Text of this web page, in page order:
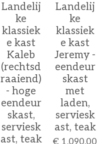
Landelij
ke
klassiek
e kast
Kaleb
(rechtsd
raaiend)
- hoge
eendeur
skast,
serviesk
ast, teak
Landelij
ke
klassiek
e kast
Jeremy -
eendeur
skast
met
laden,
serviesk
ast, teak
€ 1.090,00